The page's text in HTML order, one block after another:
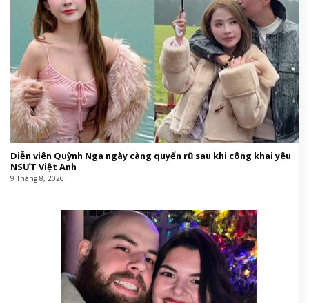
Diễn viên Quỳnh Nga ngày càng quyến rũ sau khi công khai yêu
NSƯT Việt Anh
9 Tháng 8, 2026